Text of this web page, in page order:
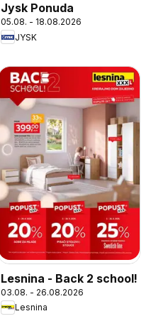
Jysk Ponuda
05.08. - 18.08.2026
JYSK
Lesnina - Back 2 school!
03.08. - 26.08.2026
Lesnina